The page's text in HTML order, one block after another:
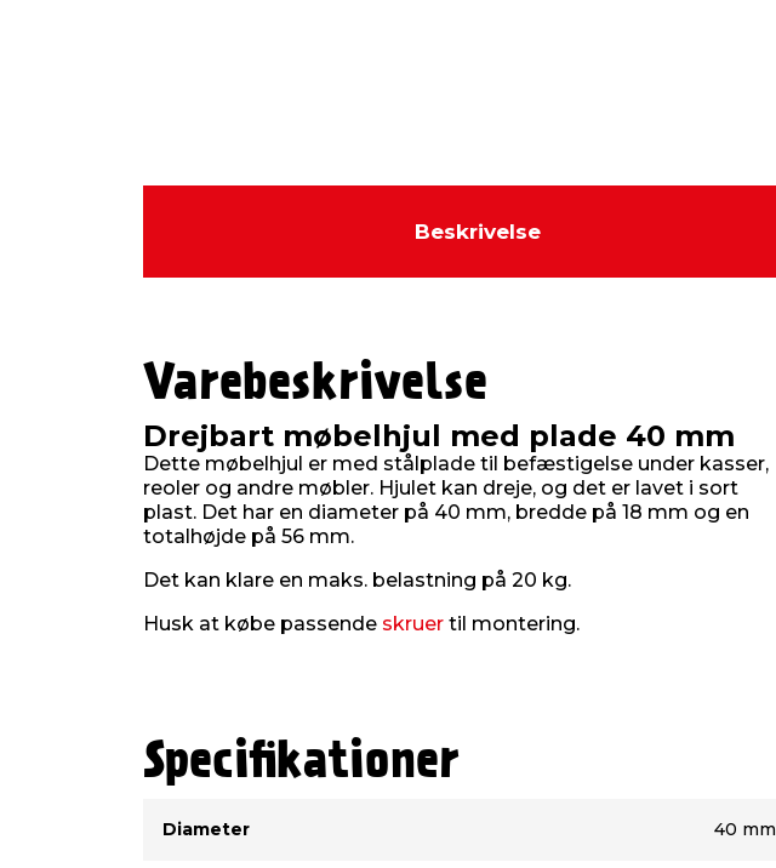
Beskrivelse
Varebeskrivelse
Drejbart møbelhjul med plade 40 mm
Dette møbelhjul er med stålplade til befæstigelse under kasser,
reoler og andre møbler. Hjulet kan dreje, og det er lavet i sort
plast. Det har en diameter på 40 mm, bredde på 18 mm og en
totalhøjde på 56 mm.
Det kan klare en maks. belastning på 20 kg.
Husk at købe passende skruer til montering.
Specifikationer
Diameter
40 mm